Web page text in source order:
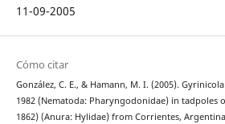
11-09-2005
Cómo citar
González, C. E., & Hamann, M. I. (2005).
1982 (Nematoda: Pharyngodonidae) in tadpoles
1862) (Anura: Hylidae) from Corrientes,